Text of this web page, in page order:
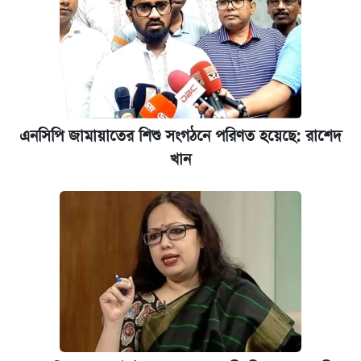
পাঁচ দপ্তরে নতুন সচিব নিয়োগ দিল সরকার
রাষ্ট্রবিরোধী কর্মকাণ্ড: ঢাবির কয়েকজন শিক্ষকের
বিরুদ্ধে ব্যবস্থা
আজকের বাজারে স্বর্ণের দাম (৬ আগস্ট)
আবেদন শুরু
এনসিপি জামায়াতের শিশু সংগঠনে পরিণত হয়েছে: রাশেদ
খান